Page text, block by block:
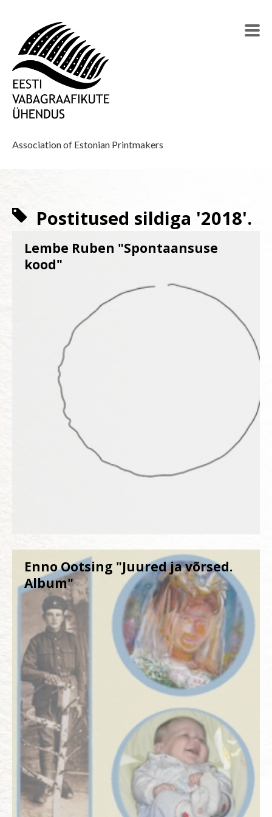
Association of Estonian Printmakers
Postitused sildiga '2018'.
Lembe Ruben "Spontaansuse
kood"
Enno Ootsing "Juured ja võrsed.
Album"